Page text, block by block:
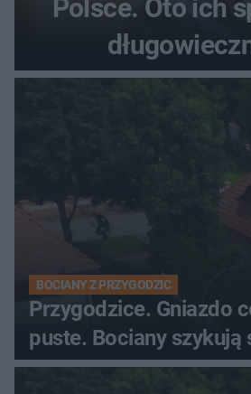
Polsce. Oto ich
BOCIANY Z PRZYGODZIC
Przygodzice. Gniazdo
puste. Bociany szykują